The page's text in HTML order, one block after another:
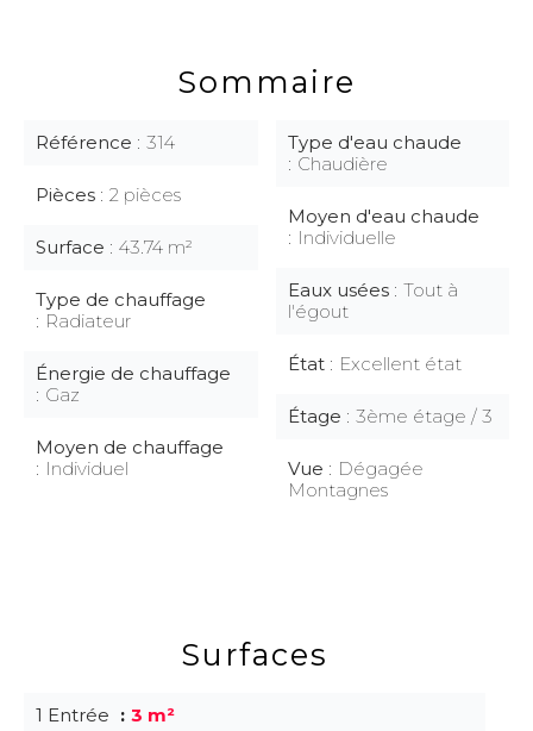
Sommaire
Référence 314
Pièces 2 pièces
Surface 43.74 m²
Type de chauffage
Radiateur
Énergie de chauffage
Gaz
Moyen de chauffage
Individuel
Type d'eau chaude
Chaudière
Moyen d'eau chaude
Individuelle
Eaux usées
Tout à
l'égout
État Excellent état
Étage 3ème étage / 3
Vue
Dégagée
Montagnes
Surfaces
1 Entrée
3 m²